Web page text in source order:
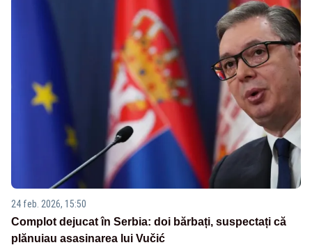
24 feb. 2026, 15:50
Complot dejucat în Serbia: doi bărbați, suspectați că
plănuiau asasinarea lui Vučić